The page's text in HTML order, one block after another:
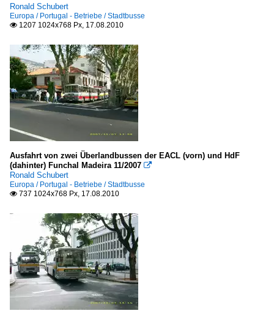
Ronald Schubert
Europa / Portugal - Betriebe / Stadtbusse
 1207 1024x768 Px, 17.08.2010
Ausfahrt von zwei Überlandbussen der EACL (vorn) und HdF
(dahinter) Funchal Madeira 11/2007 
Ronald Schubert
Europa / Portugal - Betriebe / Stadtbusse
 737 1024x768 Px, 17.08.2010